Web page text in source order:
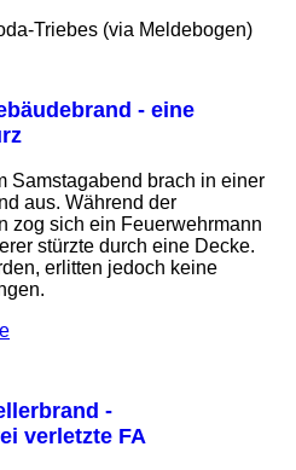
Triebes (via Meldebogen)
- eine
Samstagabend brach in einer
aus. Während der
zog sich ein Feuerwehrmann
stürzte durch eine Decke.
erlitten jedoch keine
-
verletzte FA